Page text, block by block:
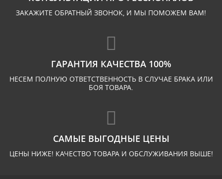
ЗАКАЖИТЕ ОБРАТНЫЙ ЗВОНОК, И МЫ ПОМОЖЕМ ВАМ!
ГАРАНТИЯ КАЧЕСТВА 100%
НЕСЕМ ПОЛНУЮ ОТВЕТСТВЕННОСТЬ В СЛУЧАЕ БРАКА ИЛИ
БОЯ ТОВАРА.
САМЫЕ ВЫГОДНЫЕ ЦЕНЫ
ЦЕНЫ НИЖЕ! КАЧЕСТВО ТОВАРА И ОБСЛУЖИВАНИЯ ВЫШЕ!